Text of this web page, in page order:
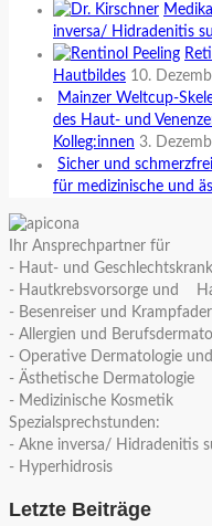
inversa/ Hidradenitis
Hautbildes 10.
Mainzer Weltcup-
des Haut- und
Kolleg:innen 3.
Sicher und
für medizinische und
Ihr Ansprechpartner für
- Haut- und
- Hautkrebsvorsorge und
- Besenreiser und
- Allergien und
- Operative Dermatologie
- Ästhetische Dermatologie
- Medizinische Kosmetik
Spezialsprechstunden:
- Akne inversa/ Hidradenitis
- Hyperhidrosis
Letzte Beiträge